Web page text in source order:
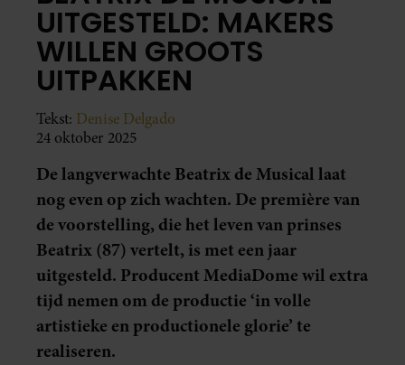
UITGESTELD: MAKERS
WILLEN GROOTS
UITPAKKEN
Tekst: Denise Delgado
24 oktober 2025
De langverwachte Beatrix de Musical laat
nog even op zich wachten. De première van
de voorstelling, die het leven van prinses
Beatrix (87) vertelt, is met een jaar
uitgesteld. Producent MediaDome wil extra
tijd nemen om de productie ‘in volle
artistieke en productionele glorie’ te
realiseren.